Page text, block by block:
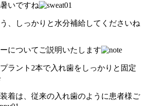
いですね
、しっかりと水分補給してくださいね
についてご説明いたします
ラント2本で入れ歯をしっかりと固定
着は、従来の入れ歯のように患者様ご